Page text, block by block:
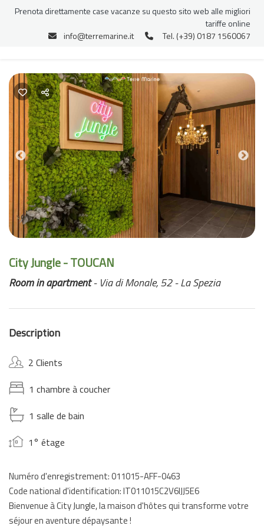
Previous
City Jungle - TOUCAN
Room in apartment- Via di Monale, 52 - La Spezia
Description
2 Clients
1 chambre à coucher
1 salle de bain
1° étage
Numéro d'enregistrement: 011015-AFF-0463
Code national d'identification: IT011015C2V6IJJ5E6
Bienvenue à City Jungle, la maison d'hôtes qui transforme votre
séjour en aventure dépaysante !
Prenota direttamente case vacanze su questo sito web alle migliori
tariffe online
info@terremarine.it
Tel. (+39) 0187 1560067